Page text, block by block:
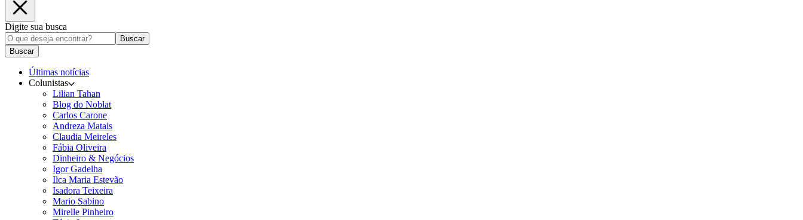
Digite sua busca
Buscar
Buscar
Últimas notícias
Colunistas
Lilian Tahan
Blog do Noblat
Carlos Carone
Andreza Matais
Claudia Meireles
Fábia Oliveira
Dinheiro & Negócios
Igor Gadelha
Ilca Maria Estevão
Isadora Teixeira
Mario Sabino
Mirelle Pinheiro